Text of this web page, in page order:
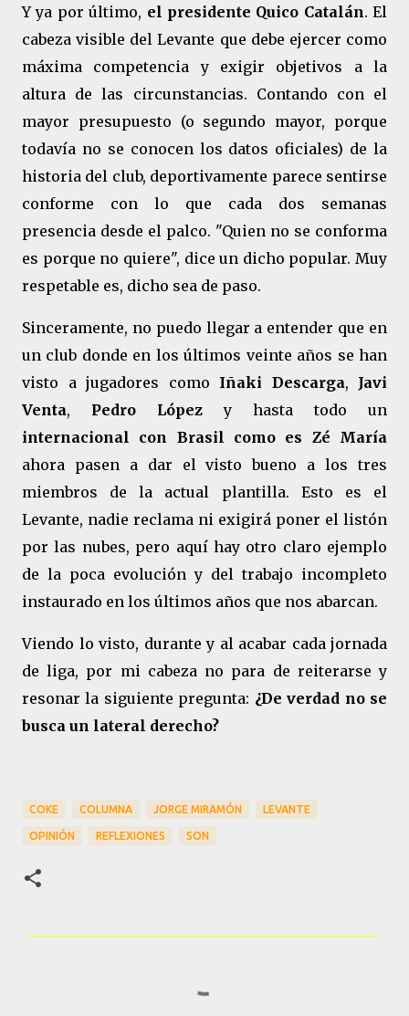
Y ya por último, el presidente Quico Catalán. El
cabeza visible del Levante que debe ejercer como
máxima competencia y exigir objetivos a la
altura de las circunstancias. Contando con el
mayor presupuesto (o segundo mayor, porque
todavía no se conocen los datos oficiales) de la
historia del club, deportivamente parece sentirse
conforme con lo que cada dos semanas
presencia desde el palco. "Quien no se conforma
es porque no quiere", dice un dicho popular. Muy
respetable es, dicho sea de paso.
Sinceramente, no puedo llegar a entender que en
un club donde en los últimos veinte años se han
visto a jugadores como Iñaki Descarga, Javi
Venta, Pedro López y hasta todo un
internacional con Brasil como es Zé María
ahora pasen a dar el visto bueno a los tres
miembros de la actual plantilla. Esto es el
Levante, nadie reclama ni exigirá poner el listón
por las nubes, pero aquí hay otro claro ejemplo
de la poca evolución y del trabajo incompleto
instaurado en los últimos años que nos abarcan.
Viendo lo visto, durante y al acabar cada jornada
de liga, por mi cabeza no para de reiterarse y
resonar la siguiente pregunta: ¿De verdad no se
busca un lateral derecho?
COKE COLUMNA JORGE MIRAMÓN LEVANTE
OPINIÓN REFLEXIONES SON